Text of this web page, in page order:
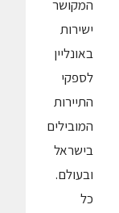
המקושר
ישירות
באונליין
לספקי
התיירות
המובילים
בישראל
ובעולם.
כל